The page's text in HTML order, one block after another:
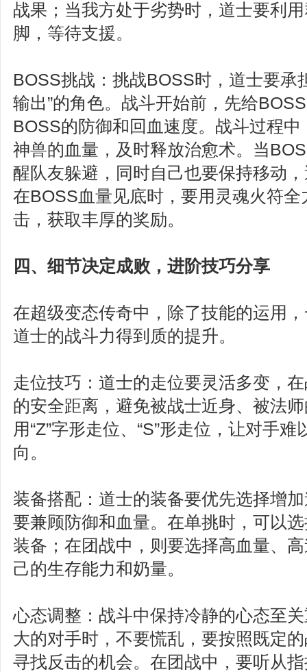
战果；当我方处于劣势时，道士要利
脚，等待支援。
BOSS挑战：挑战BOSS时，道士要承
输出”的角色。战斗开始前，先给
BOSS的防御和回血速度。战斗过程
神兽的血量，及时释放治愈术。当
醒队友躲避，同时自己也要保持移动
在BOSS血量见底时，要用灵魂火符
击，获取丰厚的奖励。
四、细节决定成败，进阶技巧分享
在超级变态传奇中，除了技能的运用
道士的战斗力得到质的提升。
走位技巧：道士的走位要灵活多变，
的安全距离，避免被战士近身、被法
用“Z”字形走位、“S”形走位，让对手
向。
装备搭配：道士的装备要优先选择增
要兼顾防御和血量。在单挑时，可以
装备；在团战中，则要选择高血量、
己的生存能力和奶量。
心态调整：战斗中保持冷静的心态至
大的对手时，不要慌乱，要按照既定
寻找反击的机会。在团战中，要听从